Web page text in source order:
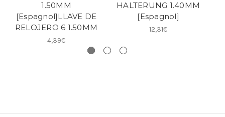
1.50MM
[Espagnol]LLAVE DE
RELOJERO 6 1.50MM
4,39€
HALTERUNG 1.40MM
[Espagnol]
12,31€